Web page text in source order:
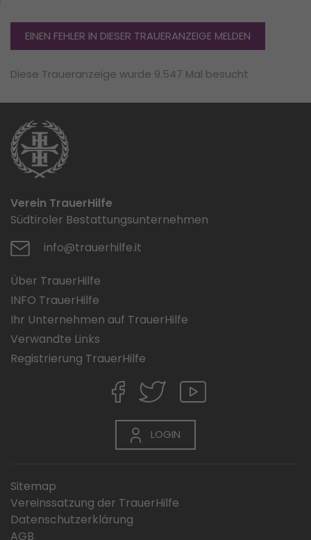
EINEN FEHLER IN DIESER TRAUERANZEIGE MELDEN
Diese Traueranzeige wurde 9.547 Mal besucht
Verein TrauerHilfe
Südtiroler Bestattungsunternehmen
info@trauerhilfe.it
Über TrauerHilfe
INFO TrauerHilfe
Ihr Unternehmen auf TrauerHilfe
Verwandte Links
Registrierung TrauerHilfe
LOGIN
Sitemap
Vereinssatzung der TrauerHilfe
Datenschutzerklärung
AGB